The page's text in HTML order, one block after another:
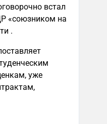
встал
«союзником на
.
уже